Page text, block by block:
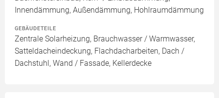
Innendämmung, Außendämmung, Hohlraumdämmung
GEBÄUDETEILE
Zentrale Solarheizung, Brauchwasser / Warmwasser,
Satteldacheindeckung, Flachdacharbeiten, Dach /
Dachstuhl, Wand / Fassade, Kellerdecke